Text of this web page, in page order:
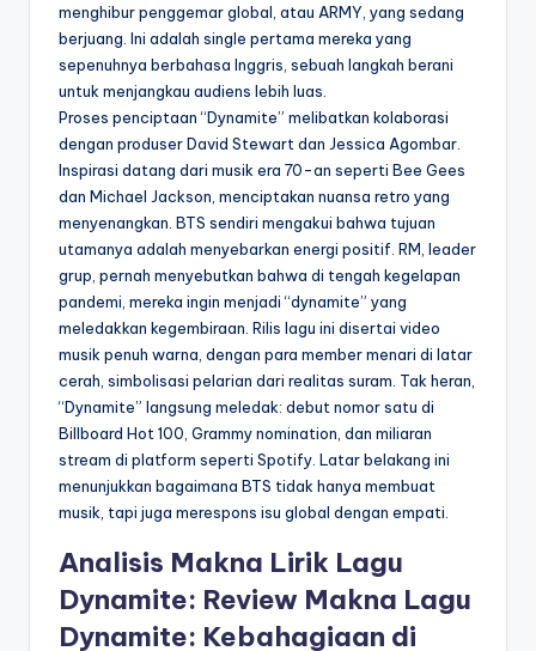
menghibur penggemar global, atau ARMY, yang sedang
berjuang. Ini adalah single pertama mereka yang
sepenuhnya berbahasa Inggris, sebuah langkah berani
untuk menjangkau audiens lebih luas.
Proses penciptaan “Dynamite” melibatkan kolaborasi
dengan produser David Stewart dan Jessica Agombar.
Inspirasi datang dari musik era 70-an seperti Bee Gees
dan Michael Jackson, menciptakan nuansa retro yang
menyenangkan. BTS sendiri mengakui bahwa tujuan
utamanya adalah menyebarkan energi positif. RM, leader
grup, pernah menyebutkan bahwa di tengah kegelapan
pandemi, mereka ingin menjadi “dynamite” yang
meledakkan kegembiraan. Rilis lagu ini disertai video
musik penuh warna, dengan para member menari di latar
cerah, simbolisasi pelarian dari realitas suram. Tak heran,
“Dynamite” langsung meledak: debut nomor satu di
Billboard Hot 100, Grammy nomination, dan miliaran
stream di platform seperti Spotify. Latar belakang ini
menunjukkan bagaimana BTS tidak hanya membuat
musik, tapi juga merespons isu global dengan empati.
Analisis Makna Lirik Lagu
Dynamite: Review Makna Lagu
Dynamite: Kebahagiaan di